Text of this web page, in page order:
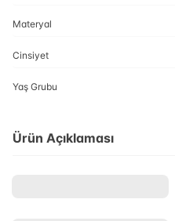
Materyal
Cinsiyet
Yaş Grubu
Ürün Açıklaması